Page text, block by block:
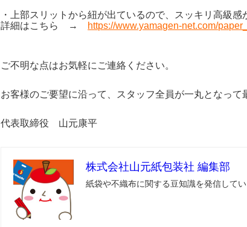
・上部スリットから紐が出ているので、スッキリ高級感
詳細はこちら →
https://www.yamagen-net.com/
ご不明な点はお気軽にご連絡ください。
お客様のご要望に沿って、スタッフ全員が一丸となって
代表取締役 山元康平
株式会社山元紙包装社 編集部
紙袋や不織布に関する豆知識を発信して